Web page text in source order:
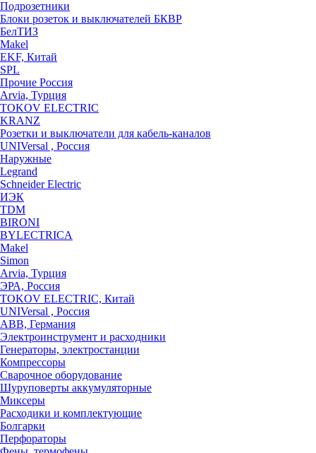
Подрозетники
Блоки розеток и выключателей БКВР
БелТИЗ
Makel
EKF, Китай
SPL
Прочие Россия
Arvia, Турция
TOKOV ELECTRIC
KRANZ
Розетки и выключатели для кабель-каналов
UNIVersal , Россия
Наружные
Legrand
Schneider Electric
ИЭК
TDM
BIRONI
BYLECTRICA
Makel
Simon
Arvia, Турция
ЭРА, Россия
TOKOV ELECTRIC, Китай
UNIVersal , Россия
ABB, Германия
Электроинструмент и расходники
Генераторы, электростанции
Компрессоры
Сварочное оборудование
Шуруповерты аккумуляторные
Миксеры
Расходики и комплектующие
Болгарки
Перфораторы